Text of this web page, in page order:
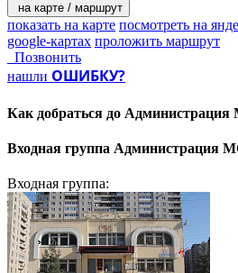
на карте / маршрут
показать на карте посмотреть на
google-картах проложить маршрут
Позвонить
нашли ОШИБКУ?
Как добраться до
Входная группа Администрация
Входная группа: